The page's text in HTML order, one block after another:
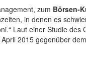
zum Börsen-
in denen es
Laut einer Studie
2015 gegenüber